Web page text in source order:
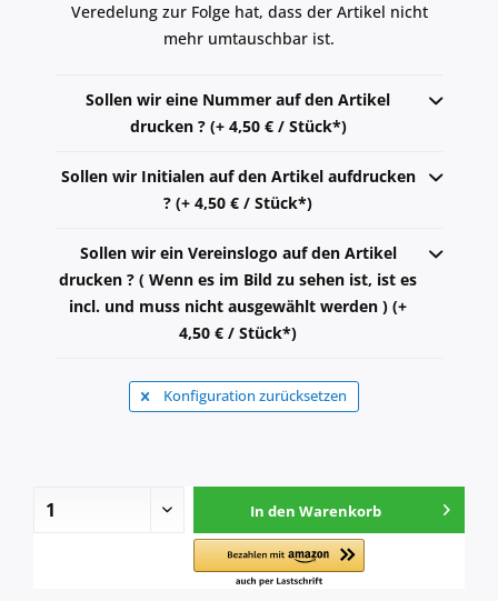
Veredelung zur Folge hat, dass der Artikel nicht
mehr umtauschbar ist.
Sollen wir eine Nummer auf den Artikel
drucken ? (+ 4,50 € / Stück*)
Sollen wir Initialen auf den Artikel aufdrucken
? (+ 4,50 € / Stück*)
Sollen wir ein Vereinslogo auf den Artikel
drucken ? ( Wenn es im Bild zu sehen ist, ist es
incl. und muss nicht ausgewählt werden ) (+
4,50 € / Stück*)
Konfiguration zurücksetzen
In den Warenkorb